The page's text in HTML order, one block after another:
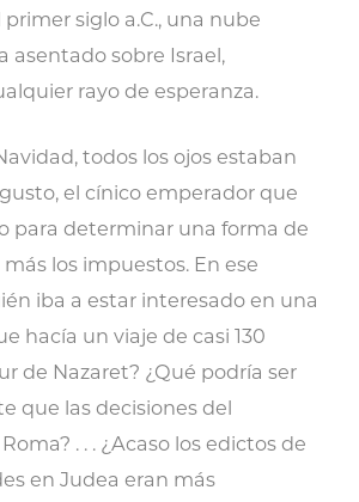
siglo a.C., una nube
asentado sobre Israel,
rayo de esperanza.
todos los ojos estaban
el cínico emperador que
para determinar una forma de
los impuestos. En ese
iba a estar interesado en una
hacía un viaje de casi 130
de Nazaret? ¿Qué podría ser
que las decisiones del
. . . ¿Acaso los edictos de
en Judea eran más